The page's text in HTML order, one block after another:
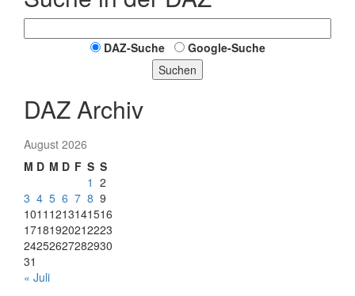
DAZ-Suche
Google-Suche
Suchen
DAZ Archiv
August 2026
M D M D F S S
1 2
3 4 5 6 7 8 9
1011 1213141516
17181920212223
24252627282930
31
« Juli